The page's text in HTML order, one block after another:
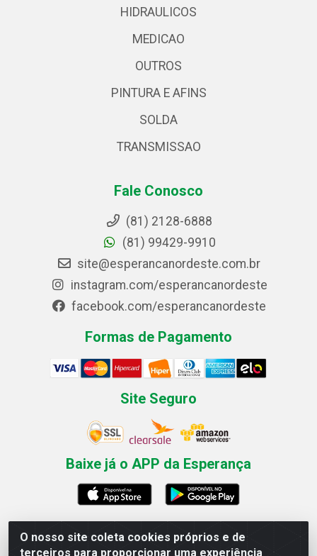
O nosso site coleta cookies próprios e de
terceiros para proporcionar uma experiência
HIDRAULICOS
MEDICAO
OUTROS
PINTURA E AFINS
SOLDA
TRANSMISSAO
Fale Conosco
(81) 2128-6888
(81) 99429-9910
site@esperancanordeste.com.br
instagram.com/esperancanordeste
facebook.com/esperancanordeste
Formas de Pagamento
Site Seguro
Baixe já o APP da Esperança
Esperança Nordeste - Rua Professor Caldas Filho, 291 -